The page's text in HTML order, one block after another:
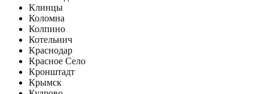
Клинцы
Коломна
Колпино
Котельнич
Краснодар
Красное Село
Кронштадт
Крымск